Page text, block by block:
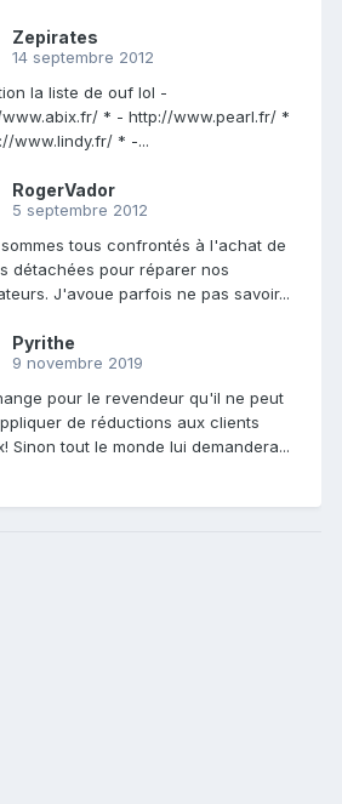
Zepirates
14 septembre 2012
la liste de ouf lol -
* - http://www.pearl.fr/ *
www.lindy.fr/ * -...
RogerVador
5 septembre 2012
tous confrontés à l'achat de
détachées pour réparer nos
J'avoue parfois ne pas savoir...
Pyrithe
9 novembre 2019
pour le revendeur qu'il ne peut
de réductions aux clients
Sinon tout le monde lui demandera...